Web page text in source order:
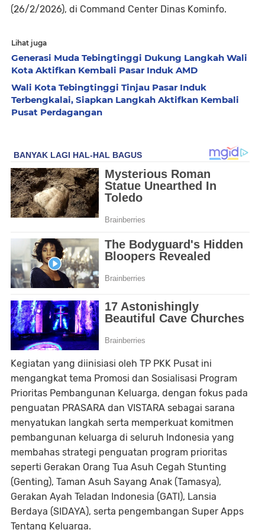
(26/2/2026), di Command Center Dinas Kominfo.
Lihat juga
Generasi Muda Tebingtinggi Dukung Langkah Wali
Kota Aktifkan Kembali Pasar Induk AMD
Wali Kota Tebingtinggi Tinjau Pasar Induk
Terbengkalai, Siapkan Langkah Aktifkan Kembali
Pusat Perdagangan
Kegiatan yang diinisiasi oleh TP PKK Pusat ini
mengangkat tema Promosi dan Sosialisasi Program
Prioritas Pembangunan Keluarga, dengan fokus pada
penguatan PRASARA dan VISTARA sebagai sarana
menyatukan langkah serta memperkuat komitmen
pembangunan keluarga di seluruh Indonesia yang
membahas strategi penguatan program prioritas
seperti Gerakan Orang Tua Asuh Cegah Stunting
(Genting), Taman Asuh Sayang Anak (Tamasya),
Gerakan Ayah Teladan Indonesia (GATI), Lansia
Berdaya (SIDAYA), serta pengembangan Super Apps
Tentang Keluarga.